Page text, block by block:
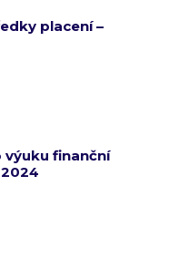
placení –
výuku finanční